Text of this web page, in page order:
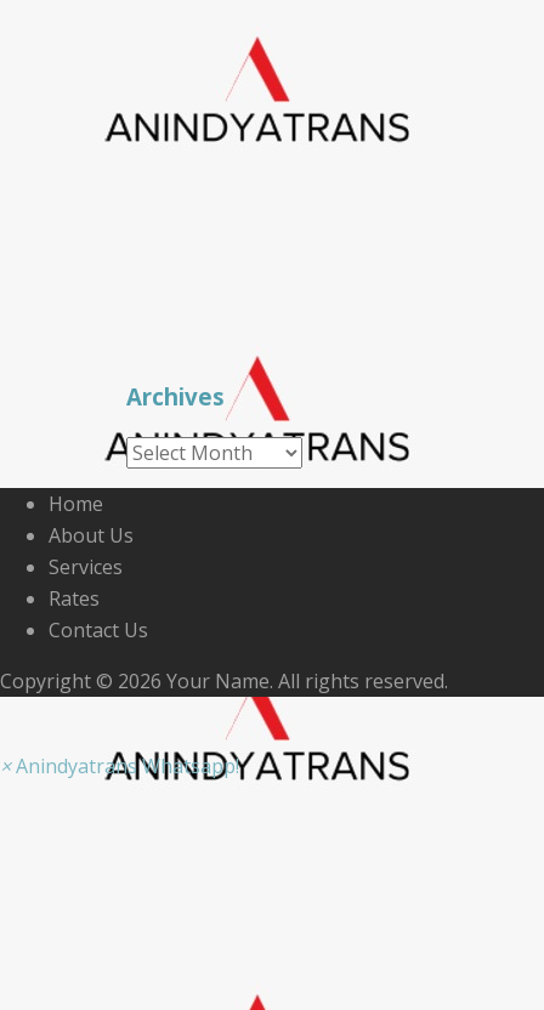
Archives
Archives
Home
About Us
Services
Rates
Contact Us
Copyright © 2026 Your Name. All rights reserved.
×Anindyatrans Whatsapp!